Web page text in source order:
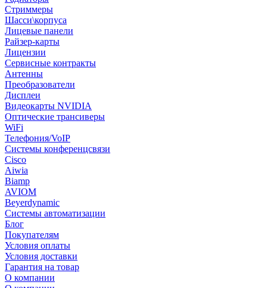
Стриммеры
Шасси\корпуса
Лицевые панели
Райзер-карты
Лицензии
Сервисные контракты
Антенны
Преобразователи
Дисплеи
Видеокарты NVIDIA
Оптические трансиверы
WiFi
Телефония/VoIP
Системы конференцсвязи
Cisco
Aiwia
Biamp
AVIOM
Beyerdynamic
Системы автоматизации
Блог
Покупателям
Условия оплаты
Условия доставки
Гарантия на товар
О компании